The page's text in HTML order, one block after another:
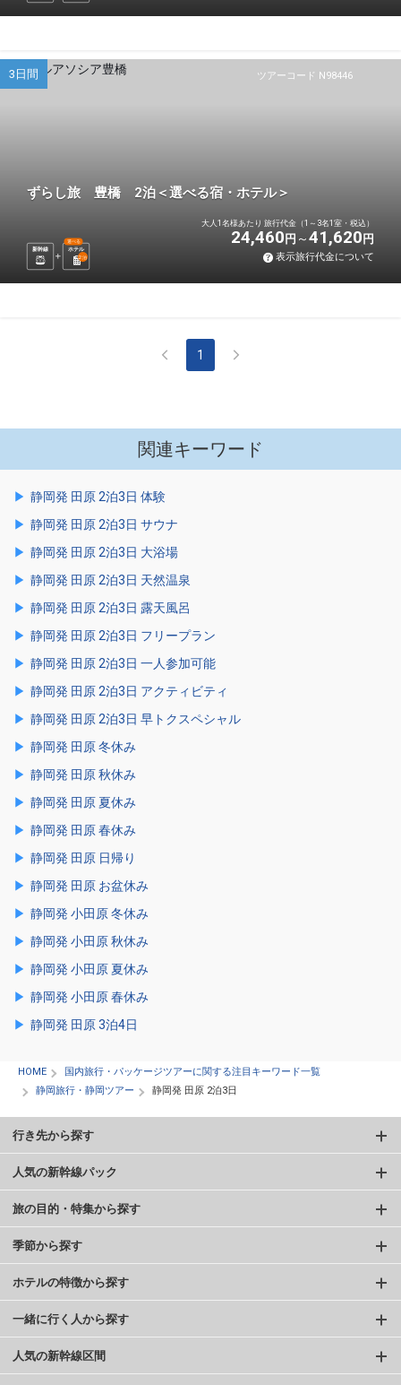
ツアーコード N98446
3日間
ずらし旅 豊橋 2泊＜選べる宿・ホテル＞
新幹線 ホテル
選べる
2泊
大人1名様あたり 旅行代金（1～3名1室・税込）
24,460 円 41,620 円
表示旅行代金について
1
関連キーワード
静岡発 田原 2泊3日 体験
静岡発 田原 2泊3日 サウナ
静岡発 田原 2泊3日 大浴場
静岡発 田原 2泊3日 天然温泉
静岡発 田原 2泊3日 露天風呂
静岡発 田原 2泊3日 フリープラン
静岡発 田原 2泊3日 一人参加可能
静岡発 田原 2泊3日 アクティビティ
静岡発 田原 2泊3日 早トクスペシャル
静岡発 田原 冬休み
静岡発 田原 秋休み
静岡発 田原 夏休み
静岡発 田原 春休み
静岡発 田原 日帰り
静岡発 田原 お盆休み
静岡発 小田原 冬休み
静岡発 小田原 秋休み
静岡発 小田原 夏休み
静岡発 小田原 春休み
静岡発 田原 3泊4日
HOME
国内旅行・パッケージツアーに関する注目キーワード一覧
静岡旅行・静岡ツアー
静岡発 田原 2泊3日
行き先から探す
人気の新幹線パック
旅の目的・特集から探す
季節から探す
ホテルの特徴から探す
一緒に行く人から探す
人気の新幹線区間